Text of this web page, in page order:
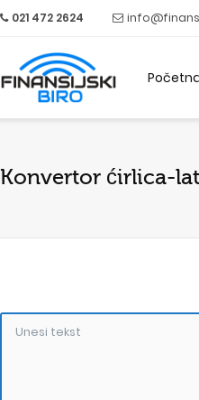
021 472 2624
Konvertor ćirlica-